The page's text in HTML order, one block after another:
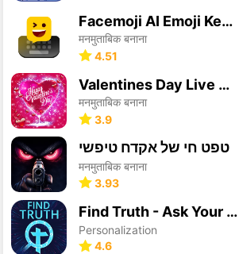
Facemoji AI Emoji Keyboard
मनमुताबिक बनाना
4.51
Valentines Day Live Wallpaper
मनमुताबिक बनाना
3.9
טפט חי של אקדח טיפשי
मनमुताबिक बनाना
3.93
Find Truth - Ask Your Question
Personalization
4.6